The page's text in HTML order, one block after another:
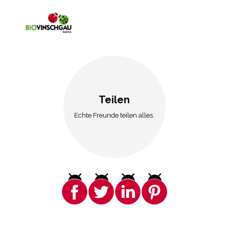
Teilen
Echte Freunde teilen alles.